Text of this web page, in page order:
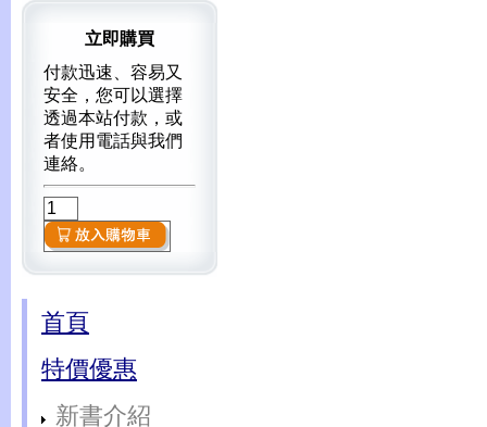
立即購買
付款迅速、容易又
安全，您可以選擇
透過本站付款，或
者使用電話與我們
連絡。
首頁
特價優惠
新書介紹